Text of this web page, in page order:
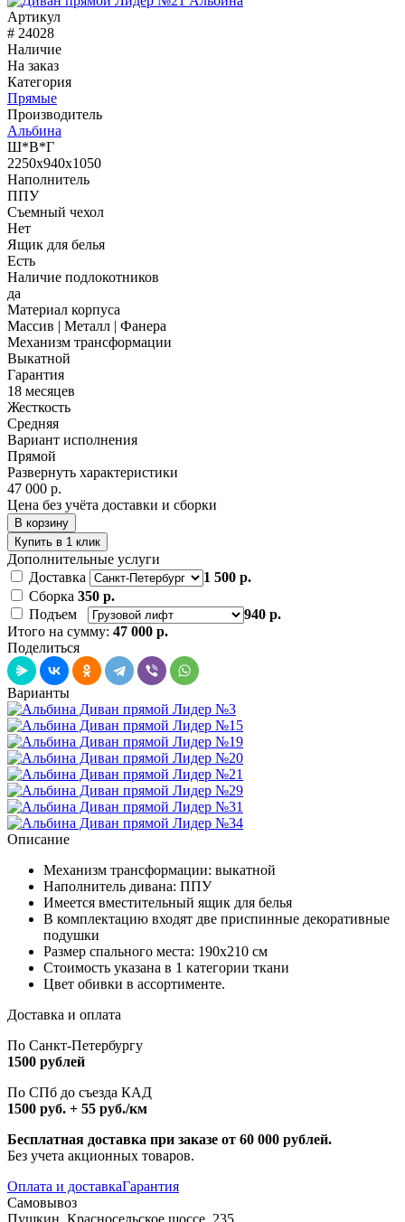
Артикул
# 24028
Наличие
На заказ
Категория
Прямые
Производитель
Альбина
Ш*В*Г
2250x940x1050
Наполнитель
ППУ
Съемный чехол
Нет
Ящик для белья
Есть
Наличие подлокотников
да
Материал корпуса
Массив | Металл | Фанера
Механизм трансформации
Выкатной
Гарантия
18 месяцев
Жесткость
Средняя
Вариант исполнения
Прямой
Развернуть характеристики
47 000 р.
Цена без учёта доставки и сборки
В корзину
Купить в 1 клик
Дополнительные услуги
Доставка
1 500 р.
Сборка 350 р.
Подъем
940 р.
Итого на сумму: 47 000 р.
Поделиться
Варианты
Описание
Механизм трансформации: выкатной
Наполнитель дивана: ППУ
Имеется вместительный ящик для белья
В комплектацию входят две приспинные декоративные
подушки
Размер спального места: 190х210 см
Стоимость указана в 1 категории ткани
Цвет обивки в ассортименте.
Доставка и оплата
По Санкт-Петербургу
1500 рублей
По СПб до съезда КАД
1500 руб. + 55 руб./км
Бесплатная доставка при заказе от 60 000 рублей.
Без учета акционных товаров.
Оплата и доставкаГарантия
Самовывоз
Пушкин, Красносельское шоссе, 235